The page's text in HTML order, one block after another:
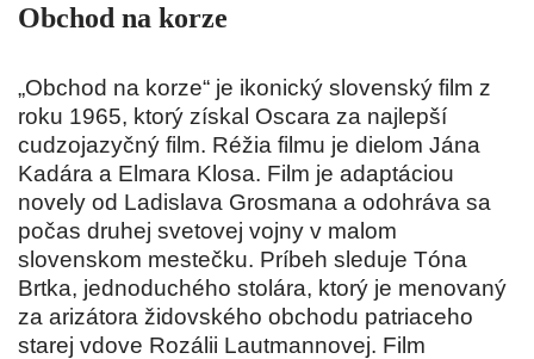
Obchod na korze
„Obchod na korze“ je ikonický slovenský film z
roku 1965, ktorý získal Oscara za najlepší
cudzojazyčný film. Réžia filmu je dielom Jána
Kadára a Elmara Klosa. Film je adaptáciou
novely od Ladislava Grosmana a odohráva sa
počas druhej svetovej vojny v malom
slovenskom mestečku. Príbeh sleduje Tóna
Brtka, jednoduchého stolára, ktorý je menovaný
za arizátora židovského obchodu patriaceho
starej vdove Rozálii Lautmannovej. Film